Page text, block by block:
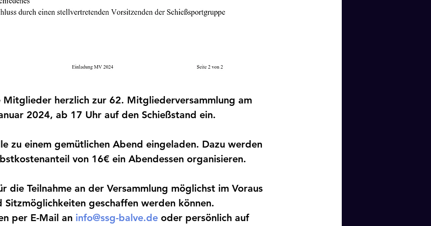
Mitglieder herzlich zur 62. Mitgliederversammlung am
2024, ab 17 Uhr auf den Schießstand ein.
zu einem gemütlichen Abend eingeladen. Dazu werden
von 16€ ein Abendessen organisieren.
die Teilnahme an der Versammlung möglichst im Voraus
geschaffen werden können.
per E-Mail an info@ssg-balve.de oder persönlich auf